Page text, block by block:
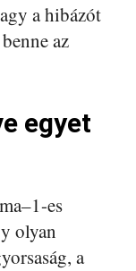
a hibázót
az
egyet
es
olyan
a